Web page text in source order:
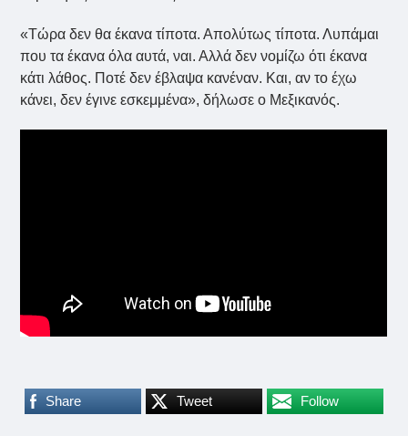
«Τώρα δεν θα έκανα τίποτα. Απολύτως τίποτα. Λυπάμαι
που τα έκανα όλα αυτά, ναι. Αλλά δεν νομίζω ότι έκανα
κάτι λάθος. Ποτέ δεν έβλαψα κανέναν. Και, αν το έχω
κάνει, δεν έγινε εσκεμμένα», δήλωσε ο Μεξικανός.
Share Tweet Follow